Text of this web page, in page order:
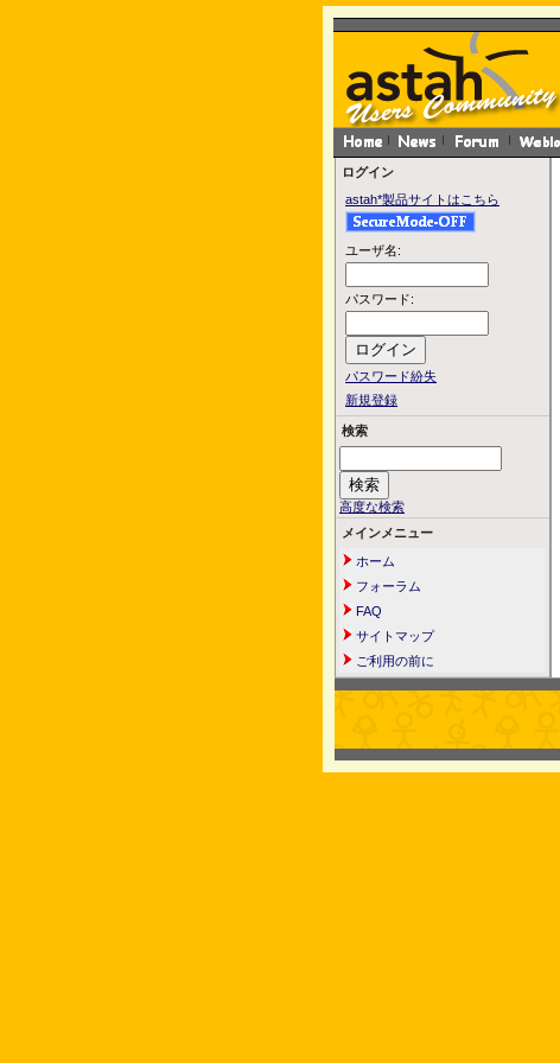
ログイン
astah*製品サイトはこちら
ユーザ名:
パスワード:
パスワード紛失
新規登録
検索
高度な検索
メインメニュー
ホーム
フォーラム
FAQ
サイトマップ
ご利用の前に